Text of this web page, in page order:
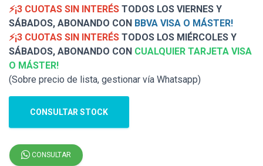
⚡¡3 CUOTAS SIN INTERÉS TODOS LOS VIERNES Y
SÁBADOS, ABONANDO CON BBVA VISA O MÁSTER!
⚡¡3 CUOTAS SIN INTERÉS TODOS LOS MIÉRCOLES Y
SÁBADOS, ABONANDO CON CUALQUIER TARJETA VISA
O MÁSTER!
(Sobre precio de lista, gestionar vía Whatsapp)
CONSULTAR STOCK
CONSULTAR